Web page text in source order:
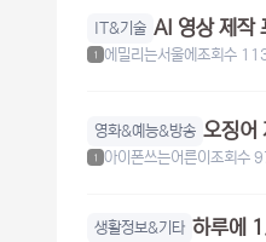
IT&기술 AI 영상 제작
1 에밀리는서울에 조회수
영화&예능&방송 오징어
1 아이폰쓰는어른이 조회수
생활정보&기타 하루에